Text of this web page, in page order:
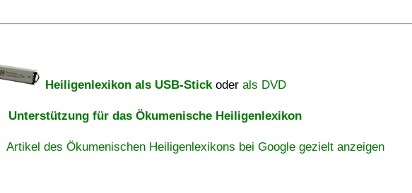
Heiligenlexikon als USB-Stickoder als DVD
Unterstützung für das Ökumenische Heiligenlexikon
Artikel des Ökumenischen Heiligenlexikons bei Google gezielt anzeigen